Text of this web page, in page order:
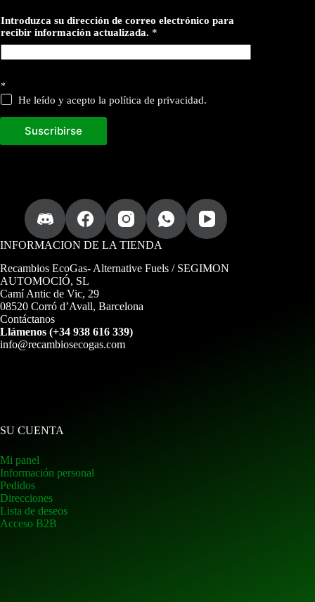
Introduzca su dirección de correo electrónico para
recibir información actualizada. *
*
He leído y acepto la política de privacidad.
Suscribirse
INFORMACION DE LA TIENDA
Recambios EcoGas- Alternative Fuels / SEGIMON
AUTOMOCIÓ, SL
Camí Antic de Vic, 29
08520 Corró d’Avall, Barcelona
Contáctanos
Llámenos (+34 938 616 339)
info@recambiosecogas.com
SU CUENTA
Mi panel
Información personal
Pedidos
Direcciones
Lista de deseos
Acceso B2B